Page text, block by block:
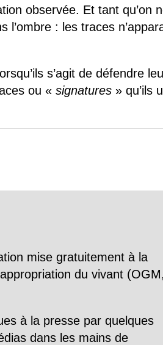
observée. Et tant qu’on
: les traces
s’agit de défendre
ou «signatures » qu’ils
mise gratuitement à la
du vivant (OGM,
à la presse par quelques
dans les mains de